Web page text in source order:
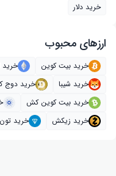
خرید دلار
ارز‌های محبوب
خرید بیت کوین خرید
خرید شیبا
خرید دوج
خرید بیت کوین کش
خرید زیکش
خرید